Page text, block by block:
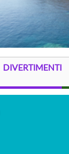
DIVERTIMENTI